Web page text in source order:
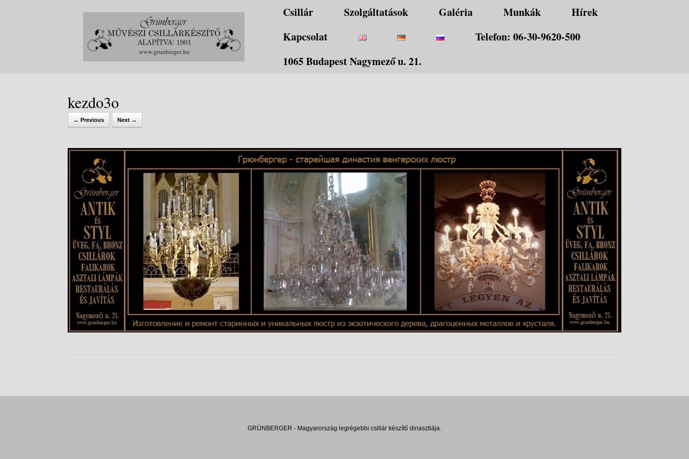
Csillár Szolgáltatások Galéria Munkák
Hírek
Kapcsolat
Telefon: 06-30-9620-500
1065 Budapest Nagymező u. 21.
kezdo3o
← Previous Next →
GRÜNBERGER - Magyarország legrégebbi csillár készítő dinasztiája.